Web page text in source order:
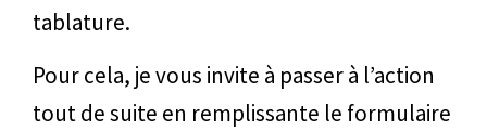
tablature.
Pour cela, je vous invite à passer à l’action
tout de suite en remplissante le formulaire